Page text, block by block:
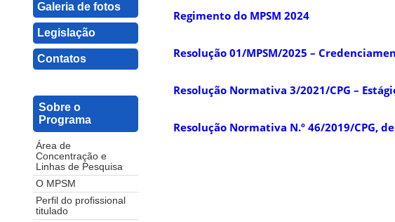
Galeria de fotos
Legislação
Contatos
Sobre o
Programa
Área de
Concentração e
Linhas de Pesquisa
O MPSM
Perfil do profissional
titulado
Regimento do MPSM 2024
Resolução 01/MPSM/2025 –
Resolução Normativa 3/2021/CPG –
Resolução Normativa N.º 46/2019/CPG,